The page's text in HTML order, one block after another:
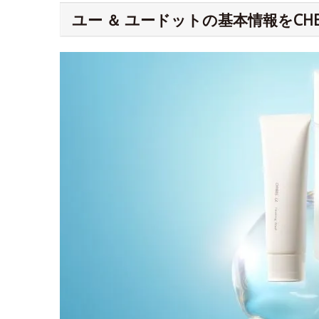
ユー ＆ ユードットの基本情報を